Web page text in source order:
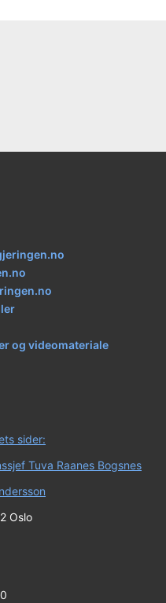
og videomateriale
sider:
Tuva Raanes Bogsnes
Oslo